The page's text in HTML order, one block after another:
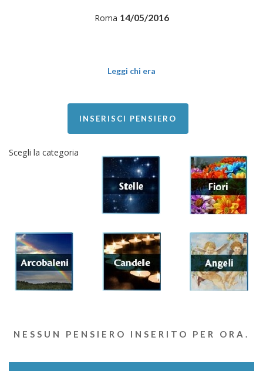
Roma 14/05/2016
Leggi chi era
INSERISCI PENSIERO
Scegli la categoria
NESSUN PENSIERO INSERITO PER ORA.